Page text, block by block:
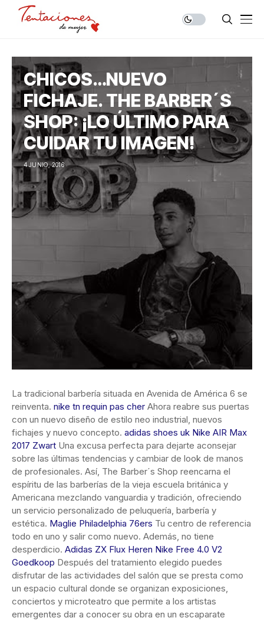
CHICOS…NUEVO
FICHAJE. THE BARBER´S
SHOP: ¡LO ÚLTIMO PARA
CUIDAR TU IMAGEN!
4 JUNIO, 2016
La tradicional barbería situada en Avenida de América 6 se
reinventa. nike tn requin pas cher Ahora reabre sus puertas
con un nuevo diseño de estilo neo industrial, nuevos
fichajes y nuevo concepto. adidas shoes uk Nike AIR Max
2017 Zwart Una excusa perfecta para dejarte aconsejar
sobre las últimas tendencias y cambiar de look de manos
de profesionales. Así, The Barber´s Shop reencarna el
espíritu de las barberías de la vieja escuela británica y
Americana mezclando vanguardia y tradición, ofreciendo
un servicio personalizado de peluquería, barbería y
estética. Maglie Philadelphia 76ers Tu centro de referencia
todo en uno y salir como nuevo. Además, no tiene
desperdicio. Adidas ZX Flux Heren Nike Free 4.0 V2
Goedkoop Después del tratamiento elegido puedes
disfrutar de las actividades del salón que se presta como
un espacio cultural donde se organizan exposiciones,
conciertos y microteatro que permite a los artistas
emergentes dar a conocer su obra en un escaparate